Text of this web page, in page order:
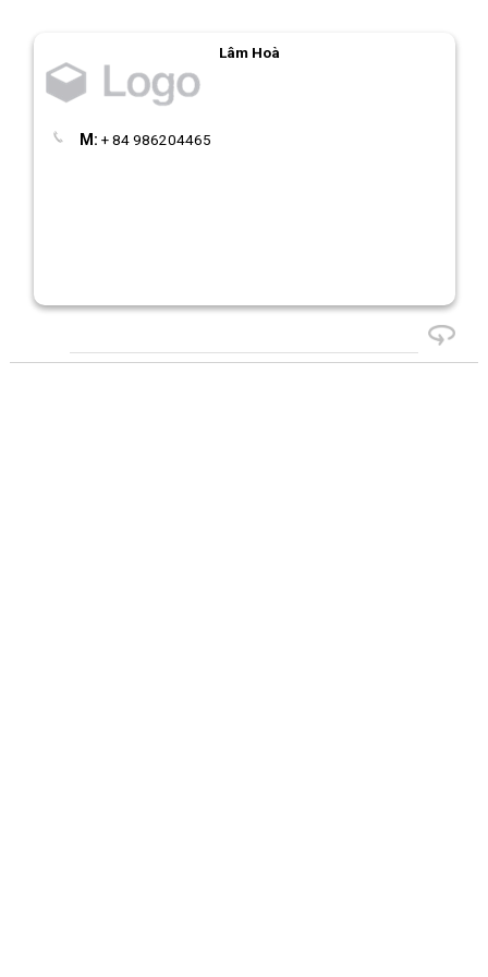
Lâm Hoà
M: + 84 986204465